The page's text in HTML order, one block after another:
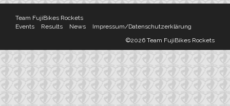
Team FujiBikes Rockets
Events
Results News
Impressum/Datenschutzerklärung
©2026 Team FujiBikes Rockets